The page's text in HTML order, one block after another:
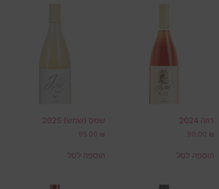
רוזה 2024
90.00 ₪
הוספה לסל
שמס (שמש) 2025
95.00 ₪
הוספה לסל